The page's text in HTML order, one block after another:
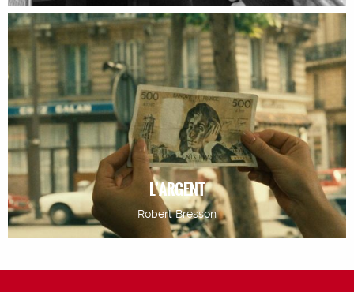
L’ARGENT
Robert Bresson